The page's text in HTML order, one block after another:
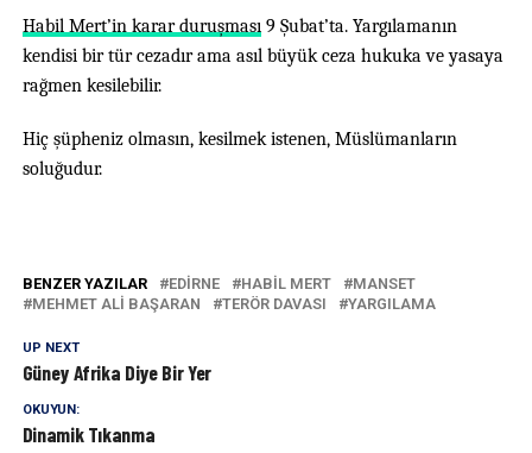
Habil Mert’in karar duruşması9 Şubat’ta. Yargılamanın
kendisi bir tür cezadır ama asıl büyük ceza hukuka ve yasaya
rağmen kesilebilir.
Hiç şüpheniz olmasın, kesilmek istenen, Müslümanların
soluğudur.
BENZER YAZILAR EDIRNE HABIL MERT
MANSET
MEHMET ALI BAŞARAN
TERÖR DAVASI YARGILAMA
UP NEXT
Güney Afrika Diye Bir Yer
OKUYUN:
Dinamik Tıkanma